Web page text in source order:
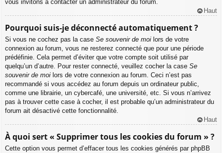
vous invitons à contacter un administrateur du forum.
Haut
Pourquoi suis-je déconnecté automatiquement ?
Si vous ne cochez pas la case Se souvenir de moi lors de votre
connexion au forum, vous ne resterez connecté que pour une période
prédéfinie. Cela permet d’éviter que votre compte soit utilisé par
quelqu’un d’autre. Pour rester connecté, veuillez cocher la case Se
souvenir de moi lors de votre connexion au forum. Ceci n’est pas
recommandé si vous accédez au forum depuis un ordinateur public,
comme une librairie, un cybercafé, une université, etc. Si vous n’arrivez
pas à trouver cette case à cocher, il est probable qu’un administrateur du
forum ait désactivé cette fonctionnalité.
Haut
À quoi sert « Supprimer tous les cookies du forum » ?
Cette option vous permet d’effacer tous les cookies générés par phpBB